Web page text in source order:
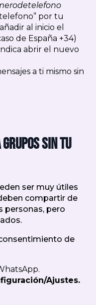
por tu
al inicio el
de España +34)
abrir el nuevo
a ti mismo sin
grupos sin tu
ser muy útiles
compartir de
personas, pero
de
Ajustes.